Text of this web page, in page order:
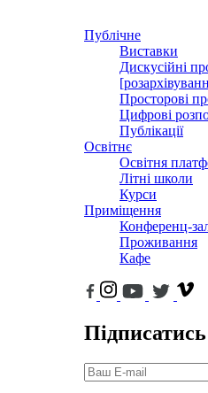
Публічне
Виставки
Дискусійні
Просторові
Цифрові
Публікації
Освітнє
Освітня
Літні школи
Курси
Приміщення
Конференц-
Проживання
Кафе